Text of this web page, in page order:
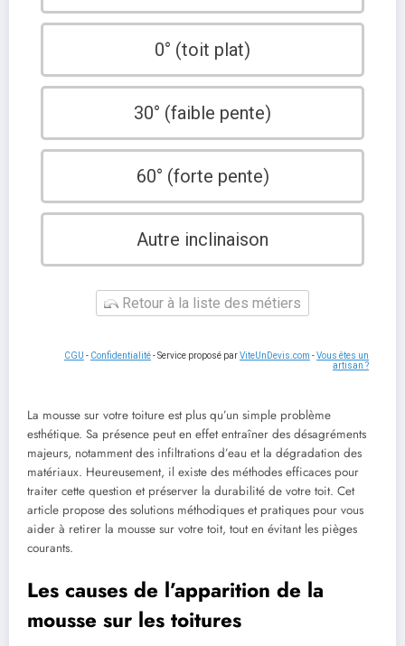
0° (toit plat)
30° (faible pente)
60° (forte pente)
Autre inclinaison
Retour à la liste des métiers
CGU - Confidentialité- Service proposé parViteUnDevis.com -Vous êtes un
artisan ?
La mousse sur votre toiture est plus qu’un simple problème
esthétique. Sa présence peut en effet entraîner des désagréments
majeurs, notamment des infiltrations d’eau et la dégradation des
matériaux. Heureusement, il existe des méthodes efficaces pour
traiter cette question et préserver la durabilité de votre toit. Cet
article propose des solutions méthodiques et pratiques pour vous
aider à retirer la mousse sur votre toit, tout en évitant les pièges
courants.
Les causes de l’apparition de la
mousse sur les toitures